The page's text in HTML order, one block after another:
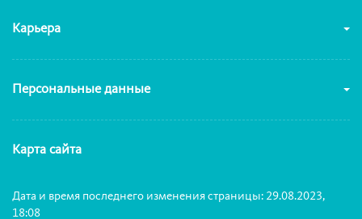
Карьера
Персональные данные
Карта сайта
Дата и время последнего изменения страницы: 29.08.2023,
18:08